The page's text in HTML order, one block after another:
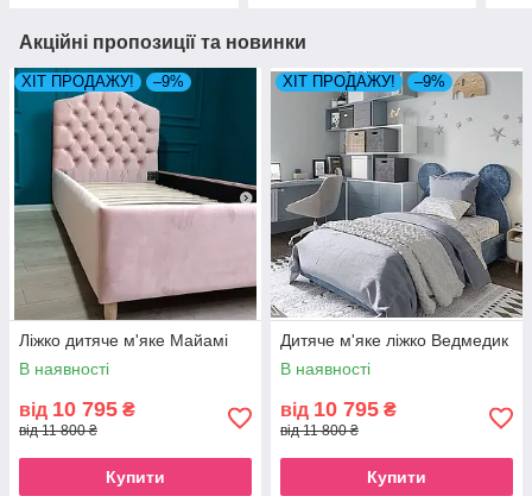
Акційні пропозиції та новинки
ХІТ ПРОДАЖУ! –9%
Ліжко дитяче м'яке Майамі
В наявності
від 10 795 ₴
від 11 800 ₴
Купити
ХІТ ПРОДАЖУ! –9%
Дитяче м'яке ліжко Ведмедик
В наявності
від 10 795 ₴
від 11 800 ₴
Купити